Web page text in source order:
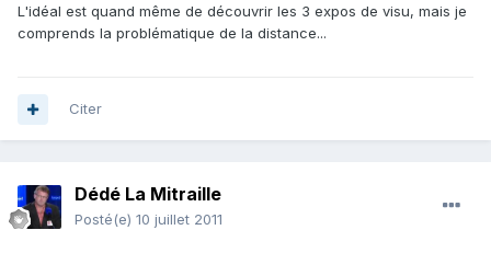
L'idéal est quand même de découvrir les 3 expos de visu, mais je
comprends la problématique de la distance...
Citer
Dédé La Mitraille
Posté(e) 10 juillet 2011